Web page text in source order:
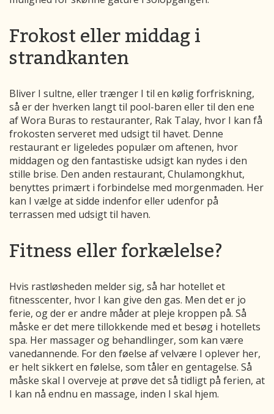
Frokost eller middag i
strandkanten
Bliver I sultne, eller trænger I til en kølig forfriskning,
så er der hverken langt til pool-baren eller til den ene
af Wora Buras to restauranter, Rak Talay, hvor I kan få
frokosten serveret med udsigt til havet. Denne
restaurant er ligeledes populær om aftenen, hvor
middagen og den fantastiske udsigt kan nydes i den
stille brise. Den anden restaurant, Chulamongkhut,
benyttes primært i forbindelse med morgenmaden. Her
kan I vælge at sidde indenfor eller udenfor på
terrassen med udsigt til haven.
Fitness eller forkælelse?
Hvis rastløsheden melder sig, så har hotellet et
fitnesscenter, hvor I kan give den gas. Men det er jo
ferie, og der er andre måder at pleje kroppen på. Så
måske er det mere tillokkende med et besøg i hotellets
spa. Her massager og behandlinger, som kan være
vanedannende. For den føelse af velvære I oplever her,
er helt sikkert en følelse, som tåler en gentagelse. Så
måske skal I overveje at prøve det så tidligt på ferien, at
I kan nå endnu en massage, inden I skal hjem.